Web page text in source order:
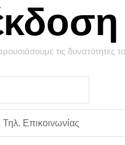
τις δυνατότητες